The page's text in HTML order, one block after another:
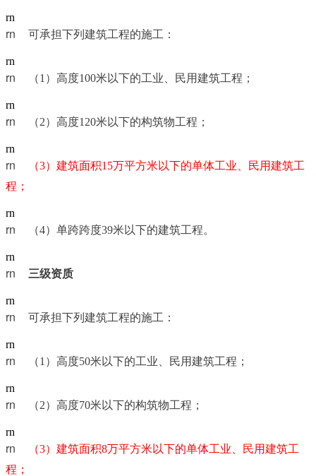
rn
可承担下列建筑工程的施工：
rn
（1）高度100米以下的工业、民用建筑工程；
rn
（2）高度120米以下的构筑物工程；
rn
（3）建筑面积15万平方米以下的单体工业、民用建筑工
程；
rn
（4）单跨跨度39米以下的建筑工程。
rn
三级资质
rn
可承担下列建筑工程的施工：
rn
（1）高度50米以下的工业、民用建筑工程；
rn
（2）高度70米以下的构筑物工程；
rn
（3）建筑面积8万平方米以下的单体工业、民用建筑工
程；